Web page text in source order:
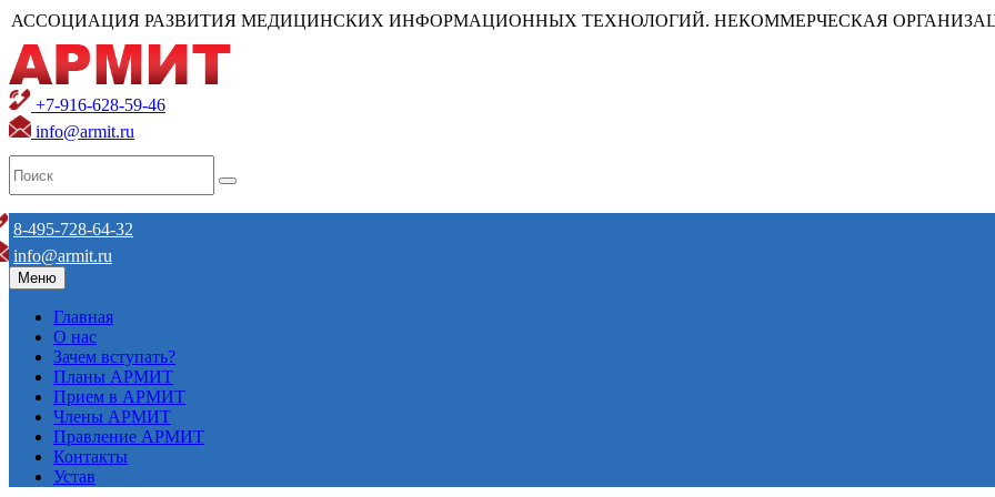
АССОЦИАЦИЯ РАЗВИТИЯ МЕДИЦИНСКИХ ИНФОРМАЦИОННЫХ ТЕХНОЛОГИЙ. НЕКОММЕРЧЕСКАЯ
+7-916-628-59-46
info@armit.ru
8-495-728-64-32
info@armit.ru
Меню
Главная
О нас
Зачем вступать?
Планы АРМИТ
Прием в АРМИТ
Члены АРМИТ
Правление АРМИТ
Контакты
Устав